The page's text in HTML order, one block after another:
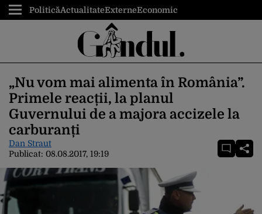
PoliticăActualitateExterneEconomic
„Nu vom mai alimenta în România”.
Primele reacții, la planul
Guvernului de a majora accizele la
carburanți
Dan Straut
Publicat: 08.08.2017, 19:19